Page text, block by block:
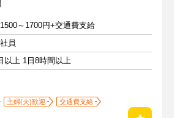
～1700円+交通費支給
員
以上 1日8時間以上
主婦(夫)歓迎
交通費支給